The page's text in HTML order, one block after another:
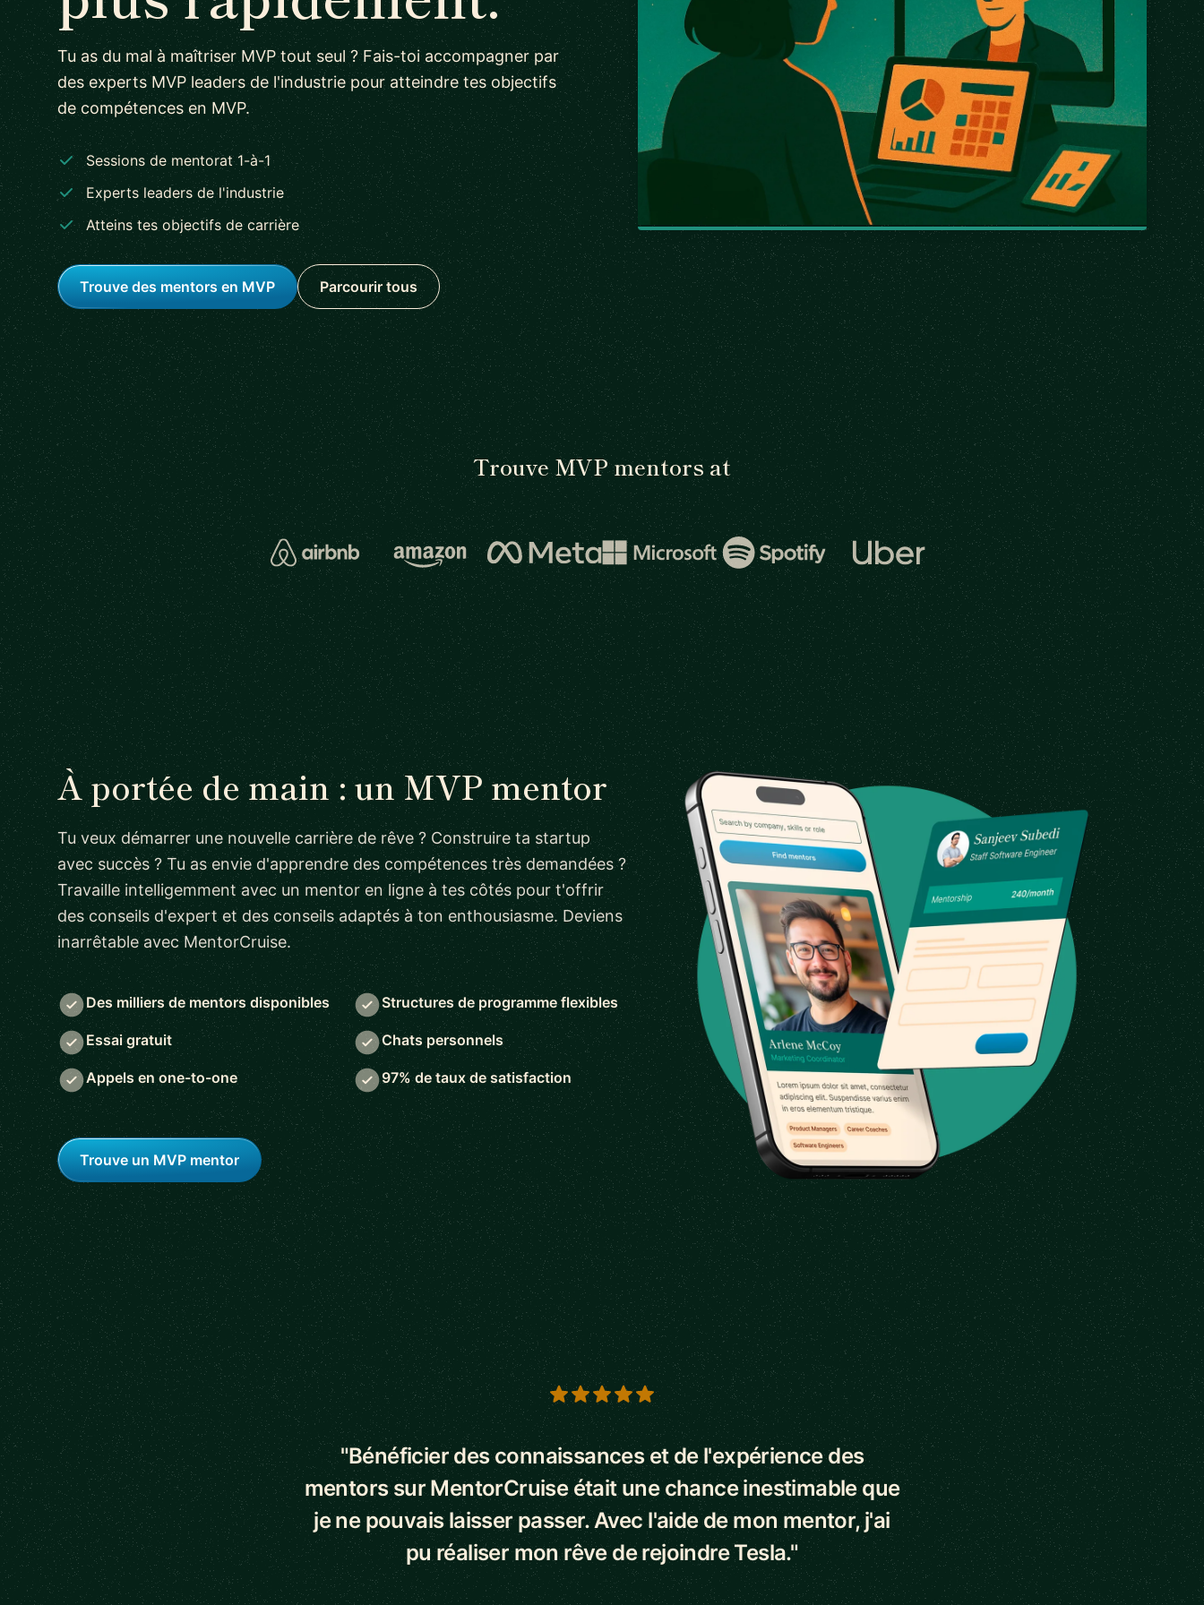
Tu as du mal à maîtriser MVP tout seul ? Fais-toi accompagner par
des experts MVP leaders de l'industrie pour atteindre tes objectifs
de compétences en MVP.
Sessions de mentorat 1-à-1
Experts leaders de l'industrie
Atteins tes objectifs de carrière
Trouve des mentors en MVP Parcourir tous
Trouve MVP mentors at
À portée de main : un MVP mentor
Tu veux démarrer une nouvelle carrière de rêve ? Construire ta startup
avec succès ? Tu as envie d'apprendre des compétences très demandées ?
Travaille intelligemment avec un mentor en ligne à tes côtés pour t'offrir
des conseils d'expert et des conseils adaptés à ton enthousiasme. Deviens
inarrêtable avec MentorCruise.
Des milliers de mentors disponibles Structures de programme flexibles
Essai gratuit Chats personnels
Appels en one-to-one 97% de taux de satisfaction
Trouve un MVP mentor
5 out of 5 stars
"Bénéficier des connaissances et de l'expérience des
mentors sur MentorCruise était une chance inestimable que
je ne pouvais laisser passer. Avec l'aide de mon mentor, j'ai
pu réaliser mon rêve de rejoindre Tesla."